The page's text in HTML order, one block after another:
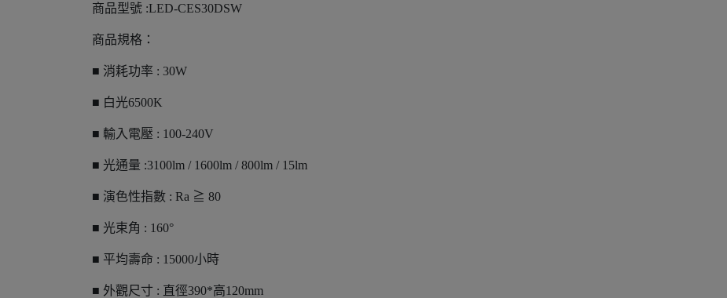
商品型號 :LED-CES30DSW
商品規格：
■ 消耗功率 : 30W
■ 白光6500K
■ 輸入電壓 : 100-240V
■ 光通量 :3100lm / 1600lm / 800lm / 15lm
■ 演色性指數 : Ra ≧ 80
■ 光束角 : 160°
■ 平均壽命 : 15000小時
■ 外觀尺寸 : 直徑390*高120mm